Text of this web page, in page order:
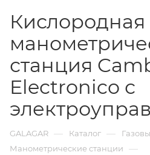
Кислородная
станция
Electronico с
GALAGAR — Каталог —
Манометрические станции —